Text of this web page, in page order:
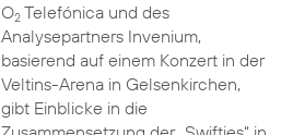
O2Telefónica und des
Analysepartners Invenium,
basierend auf einem Konzert in der
Veltins-Arena in Gelsenkirchen,
gibt Einblicke in die